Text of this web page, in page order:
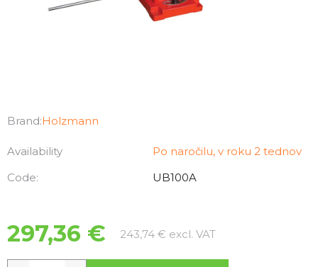
Brand:Holzmann
Availability
Po naročilu, v roku 2 tednov
Code:
UB100A
297,36 € 243,74 € excl. VATMeasure price: